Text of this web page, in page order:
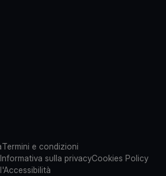
Termini e condizioni
Informativa sulla privacyCookies Policy